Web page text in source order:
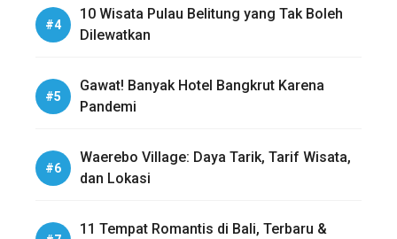
10 Wisata Pulau Belitung yang Tak Boleh
Dilewatkan
Gawat! Banyak Hotel Bangkrut Karena
Pandemi
Waerebo Village: Daya Tarik, Tarif Wisata,
dan Lokasi
11 Tempat Romantis di Bali, Terbaru &